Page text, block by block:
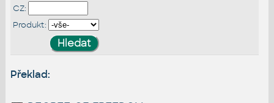
CZ:
Produkt:
Překlad: